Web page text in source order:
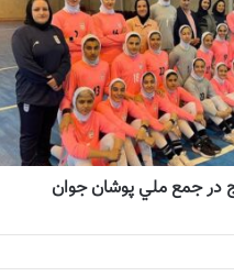
در جمع ملي پوشان جوان